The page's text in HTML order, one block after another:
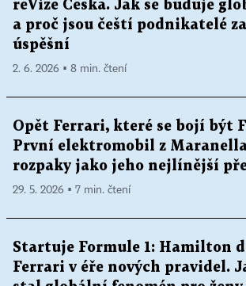
reVize Česka. Jak se buduje
a proč jsou čeští podnikatelé
úspěšní
2. 6. 2026 ▪ 8 min. čtení
Opět Ferrari, které se bojí být
První elektromobil z
rozpaky jako jeho nejlínější
29. 5. 2026 ▪ 7 min. čtení
Startuje Formule 1: Hamilton
Ferrari v éře nových pravidel.